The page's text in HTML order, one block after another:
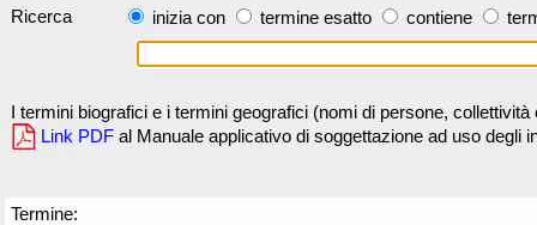
Ricerca inizia con termine esatto contiene
I termini biografici e i termini geografici (nomi di persone,
Link PDF al Manuale applicativo di soggettazione ad uso degli
Termine: